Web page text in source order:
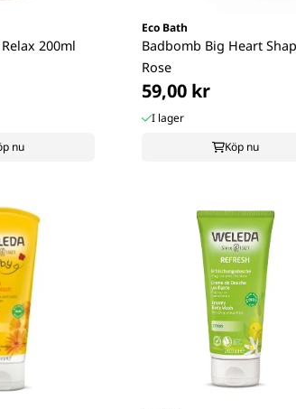
200ml
nu
Eco Bath
Badbomb Big Heart
Rose
59,00 kr
I lager
Köp nu